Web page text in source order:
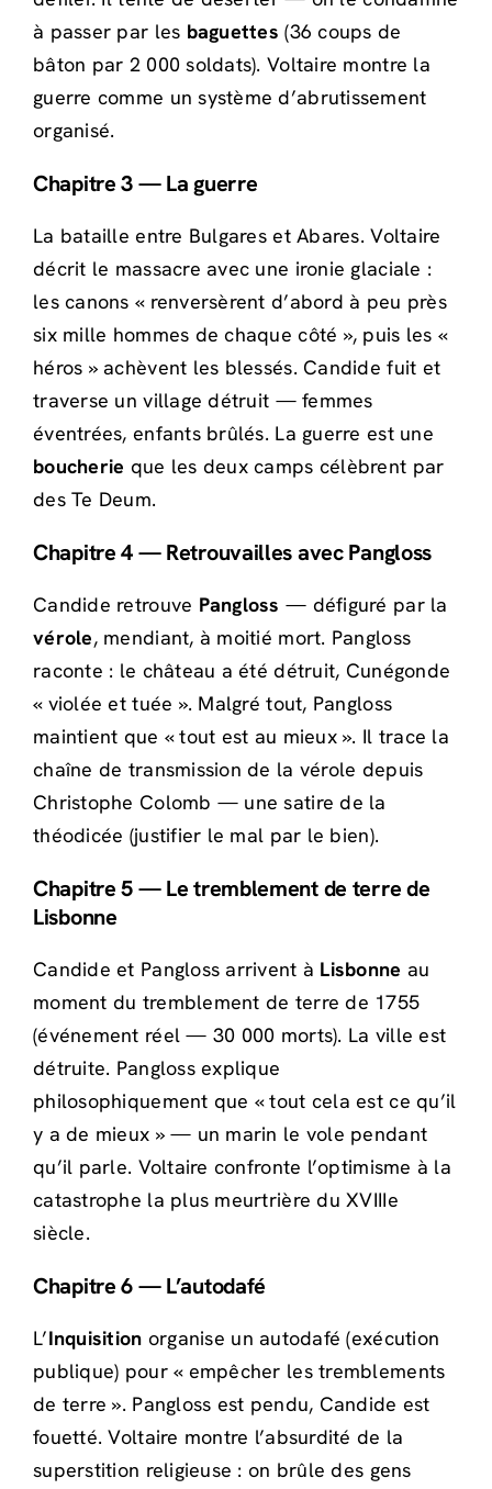
à passer par les baguettes (36 coups de
bâton par 2 000 soldats). Voltaire montre la
guerre comme un système d’abrutissement
organisé.
Chapitre 3 — La guerre
La bataille entre Bulgares et Abares. Voltaire
décrit le massacre avec une ironie glaciale :
les canons « renversèrent d’abord à peu près
six mille hommes de chaque côté », puis les «
héros » achèvent les blessés. Candide fuit et
traverse un village détruit — femmes
éventrées, enfants brûlés. La guerre est une
boucherie que les deux camps célèbrent par
des Te Deum.
Chapitre 4 — Retrouvailles avec Pangloss
Candide retrouve Pangloss — défiguré par la
vérole, mendiant, à moitié mort. Pangloss
raconte : le château a été détruit, Cunégonde
« violée et tuée ». Malgré tout, Pangloss
maintient que « tout est au mieux ». Il trace la
chaîne de transmission de la vérole depuis
Christophe Colomb — une satire de la
théodicée (justifier le mal par le bien).
Chapitre 5 — Le tremblement de terre de
Lisbonne
Candide et Pangloss arrivent à Lisbonne au
moment du tremblement de terre de 1755
(événement réel — 30 000 morts). La ville est
détruite. Pangloss explique
philosophiquement que « tout cela est ce qu’il
y a de mieux » — un marin le vole pendant
qu’il parle. Voltaire confronte l’optimisme à la
catastrophe la plus meurtrière du XVIIIe
siècle.
Chapitre 6 — L’autodafé
L’Inquisition organise un autodafé (exécution
publique) pour « empêcher les tremblements
de terre ». Pangloss est pendu, Candide est
fouetté. Voltaire montre l’absurdité de la
superstition religieuse : on brûle des gens